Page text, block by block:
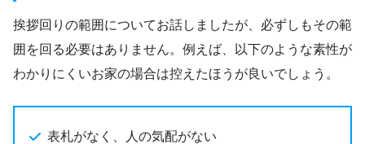
挨拶回りの範囲についてお話しましたが、必ずしもその範
囲を回る必要はありません。例えば、以下のような素性が
わかりにくいお家の場合は控えたほうが良いでしょう。
表札がなく、人の気配がない